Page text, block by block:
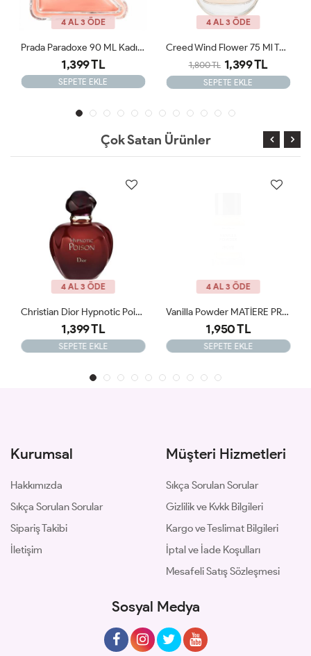
4 AL 3 ÖDE
Prada Paradoxe 90 ML Kadın Tester Parfüm
1,399 TL
SEPETE EKLE
4 AL 3 ÖDE
Creed Wind Flower 75 Ml Tester Kadın Parfümü
1,800 TL 1,399 TL
SEPETE EKLE
Çok Satan Ürünler
4 AL 3 ÖDE
Christian Dior Hypnotic Poison Orijinal Tester 100ml Edp Kadın Tester Parfüm
1,399 TL
SEPETE EKLE
4 AL 3 ÖDE
Vanilla Powder MATİERE PREMİERE 100ml Tester
1,950 TL
SEPETE EKLE
Kurumsal
Hakkımızda
Sıkça Sorulan Sorular
Sipariş Takibi
İletişim
Müşteri Hizmetleri
Sıkça Sorulan Sorular
Gizlilik ve Kvkk Bilgileri
Kargo ve Teslimat Bilgileri
İptal ve İade Koşulları
Mesafeli Satış Sözleşmesi
Sosyal Medya